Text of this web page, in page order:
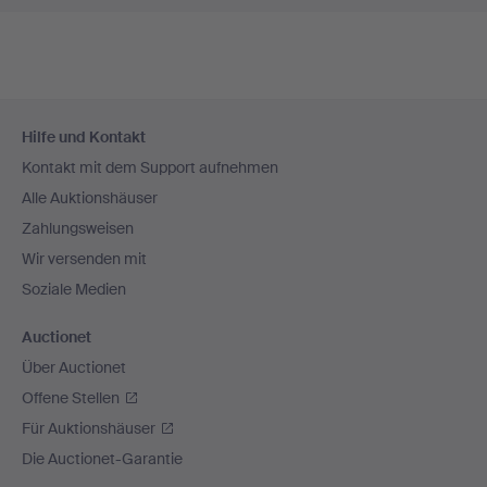
Navigation
Hilfe und Kontakt
Kontakt mit dem Support aufnehmen
Alle Auktionshäuser
Zahlungsweisen
Wir versenden mit
Soziale Medien
Auctionet
Über Auctionet
Offene Stellen
Für Auktionshäuser
Die Auctionet-Garantie